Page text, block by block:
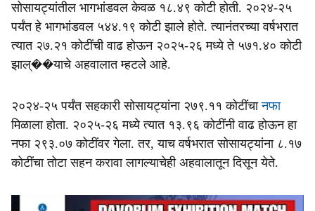
सोसायट्यांतील भागभांडवल केवळ १८.४९ कोटी होती. २०२४-२५
पर्यंत हे भागभांडवल ५४४.१९ कोटी झाले होते. त्‍यानंतरच्‍या वर्षभरात
त्‍यात २७.२१ कोटींची वाढ होऊन २०२५-२६ मध्‍ये ते ५७१.४० कोटी
झाल्��याचे अहवालात म्‍हटले आहे.
२०२४-२५ पर्यंत सहकारी सोसायट्यांना २७९.११ कोटींचानफा
मिळाला होता. २०२५-२६ मध्‍ये त्‍यात १३.९६ कोटींनी वाढ होऊन हा
नफा २९३.०७ कोटींवर गेला. तर, याच वर्षभरात सोसायट्यांना ८.१७
कोटींचा तोटा सहन करावा लागल्‍याचेही अहवालातून दिसून येते.